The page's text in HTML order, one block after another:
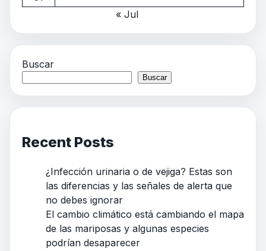
« Jul
Buscar
Buscar
Recent Posts
¿Infección urinaria o de vejiga? Estas son
las diferencias y las señales de alerta que
no debes ignorar
El cambio climático está cambiando el mapa
de las mariposas y algunas especies
podrían desaparecer